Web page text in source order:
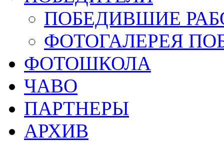
ПОБЕДИВШИЕ
ФОТОГАЛЕРЕЯ
ФОТОШКОЛА
ЧАВО
ПАРТНЕРЫ
АРХИВ